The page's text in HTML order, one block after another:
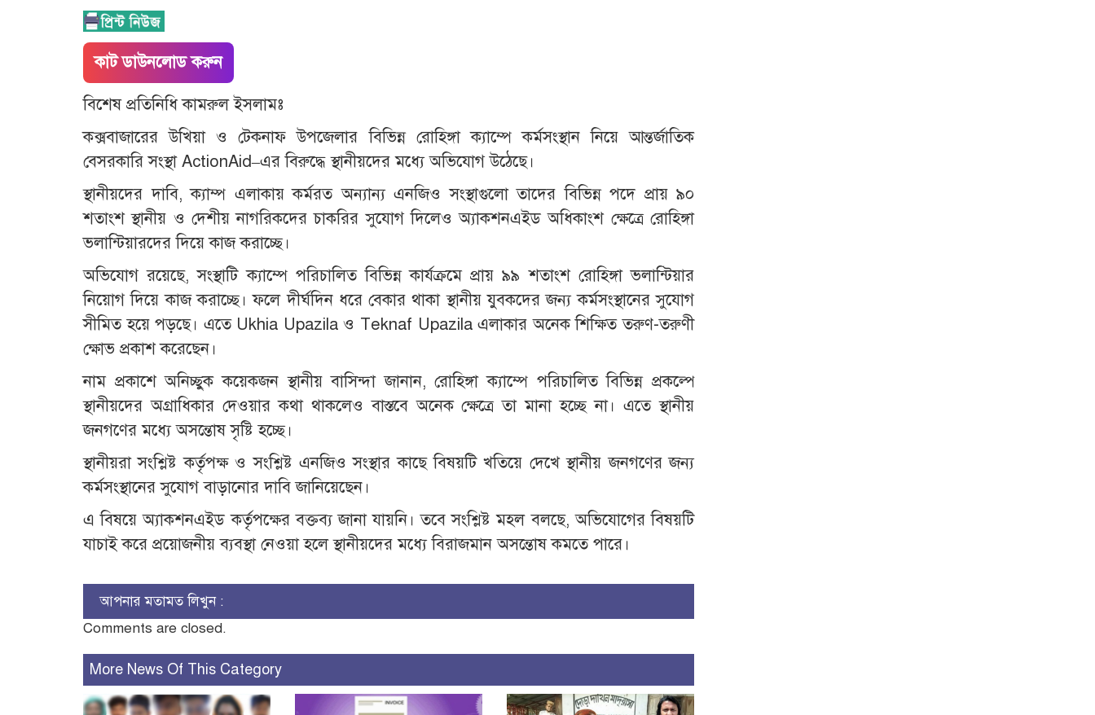
কাট ডাউনলোড করুন
বিশেষ প্রতিনিধি কামরুল ইসলামঃ
কক্সবাজারের উখিয়া ও টেকনাফ উপজেলার বিভিন্ন রোহিঙ্গা ক্যাম্পে কর্মসংস্থান নিয়ে আন্তর্জাতিক
বেসরকারি সংস্থা ActionAid–এর বিরুদ্ধে স্থানীয়দের মধ্যে অভিযোগ উঠেছে।
স্থানীয়দের দাবি, ক্যাম্প এলাকায় কর্মরত অন্যান্য এনজিও সংস্থাগুলো তাদের বিভিন্ন পদে প্রায় ৯০
শতাংশ স্থানীয় ও দেশীয় নাগরিকদের চাকরির সুযোগ দিলেও অ্যাকশনএইড অধিকাংশ ক্ষেত্রে রোহিঙ্গা
ভলান্টিয়ারদের দিয়ে কাজ করাচ্ছে।
অভিযোগ রয়েছে, সংস্থাটি ক্যাম্পে পরিচালিত বিভিন্ন কার্যক্রমে প্রায় ৯৯ শতাংশ রোহিঙ্গা ভলান্টিয়ার
নিয়োগ দিয়ে কাজ করাচ্ছে। ফলে দীর্ঘদিন ধরে বেকার থাকা স্থানীয় যুবকদের জন্য কর্মসংস্থানের সুযোগ
সীমিত হয়ে পড়ছে। এতে Ukhia Upazila ও Teknaf Upazila এলাকার অনেক শিক্ষিত তরুণ-তরুণী
ক্ষোভ প্রকাশ করেছেন।
নাম প্রকাশে অনিচ্ছুক কয়েকজন স্থানীয় বাসিন্দা জানান, রোহিঙ্গা ক্যাম্পে পরিচালিত বিভিন্ন প্রকল্পে
স্থানীয়দের অগ্রাধিকার দেওয়ার কথা থাকলেও বাস্তবে অনেক ক্ষেত্রে তা মানা হচ্ছে না। এতে স্থানীয়
জনগণের মধ্যে অসন্তোষ সৃষ্টি হচ্ছে।
স্থানীয়রা সংশ্লিষ্ট কর্তৃপক্ষ ও সংশ্লিষ্ট এনজিও সংস্থার কাছে বিষয়টি খতিয়ে দেখে স্থানীয় জনগণের জন্য
কর্মসংস্থানের সুযোগ বাড়ানোর দাবি জানিয়েছেন।
এ বিষয়ে অ্যাকশনএইড কর্তৃপক্ষের বক্তব্য জানা যায়নি। তবে সংশ্লিষ্ট মহল বলছে, অভিযোগের বিষয়টি
যাচাই করে প্রয়োজনীয় ব্যবস্থা নেওয়া হলে স্থানীয়দের মধ্যে বিরাজমান অসন্তোষ কমতে পারে।
আপনার মতামত লিখুন :
Comments are closed.
More News Of This Category